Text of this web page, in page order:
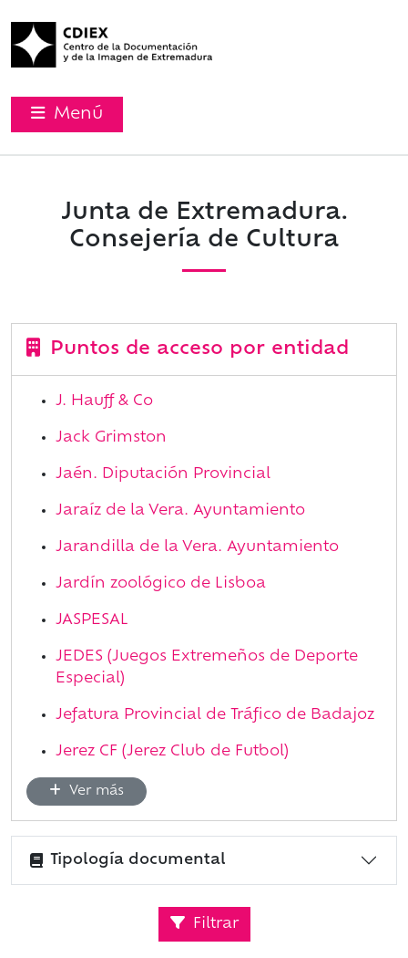
Menú
Junta de Extremadura.
Consejería de Cultura
Puntos de acceso por entidad
J. Hauff & Co
Jack Grimston
Jaén. Diputación Provincial
Jaraíz de la Vera. Ayuntamiento
Jarandilla de la Vera. Ayuntamiento
Jardín zoológico de Lisboa
JASPESAL
JEDES (Juegos Extremeños de Deporte
Especial)
Jefatura Provincial de Tráfico de Badajoz
Jerez CF (Jerez Club de Futbol)
Ver más
Tipología documental
Filtrar